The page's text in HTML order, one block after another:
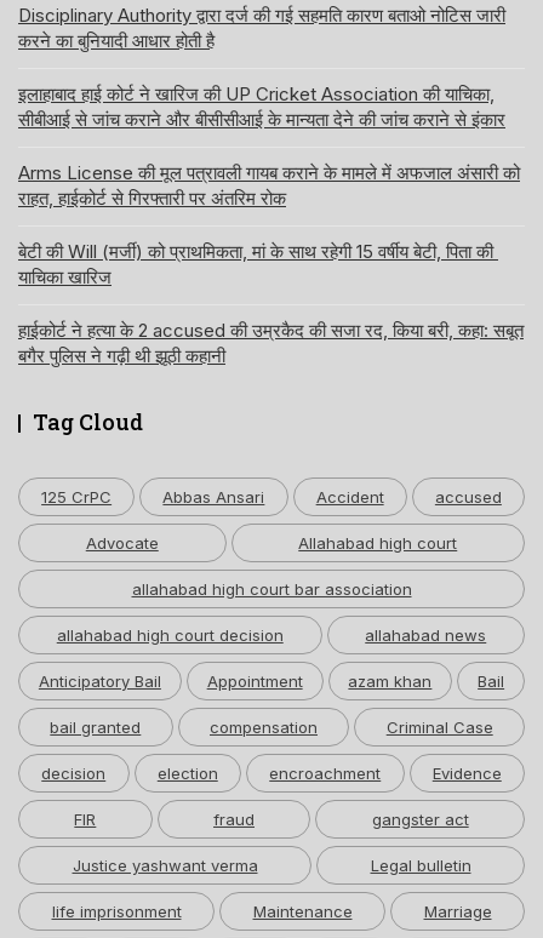
Disciplinary Authority द्वारा दर्ज की गई सहमति कारण बताओ नोटिस जारी
करने का बुनियादी आधार होती है
इलाहाबाद हाई कोर्ट ने खारिज की UP Cricket Association की याचिका,
सीबीआई से जांच कराने और बीसीसीआई के मान्यता देने की जांच कराने से इंकार
Arms License की मूल पत्रावली गायब कराने के मामले में अफजाल अंसारी को
राहत, हाईकोर्ट से गिरफ्तारी पर अंतरिम रोक
बेटी की Will (मर्जी) को प्राथमिकता, मां के साथ रहेगी 15 वर्षीय बेटी, पिता की
याचिका खारिज
हाईकोर्ट ने हत्या के 2 accused की उम्रकैद की सजा रद, किया बरी, कहा: सबूत
बगैर पुलिस ने गढ़ी थी झूठी कहानी
Tag Cloud
125 CrPC Abbas Ansari Accident accused
Advocate Allahabad high court
allahabad high court bar association
allahabad high court decision allahabad news
Anticipatory Bail Appointment azam khan Bail
bail granted compensation Criminal Case
decision election encroachment Evidence
FIR fraud gangster act
Justice yashwant verma Legal bulletin
life imprisonment Maintenance Marriage